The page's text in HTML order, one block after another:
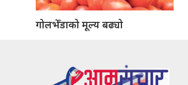
गोलभेँडाको मूल्य बढ्यो